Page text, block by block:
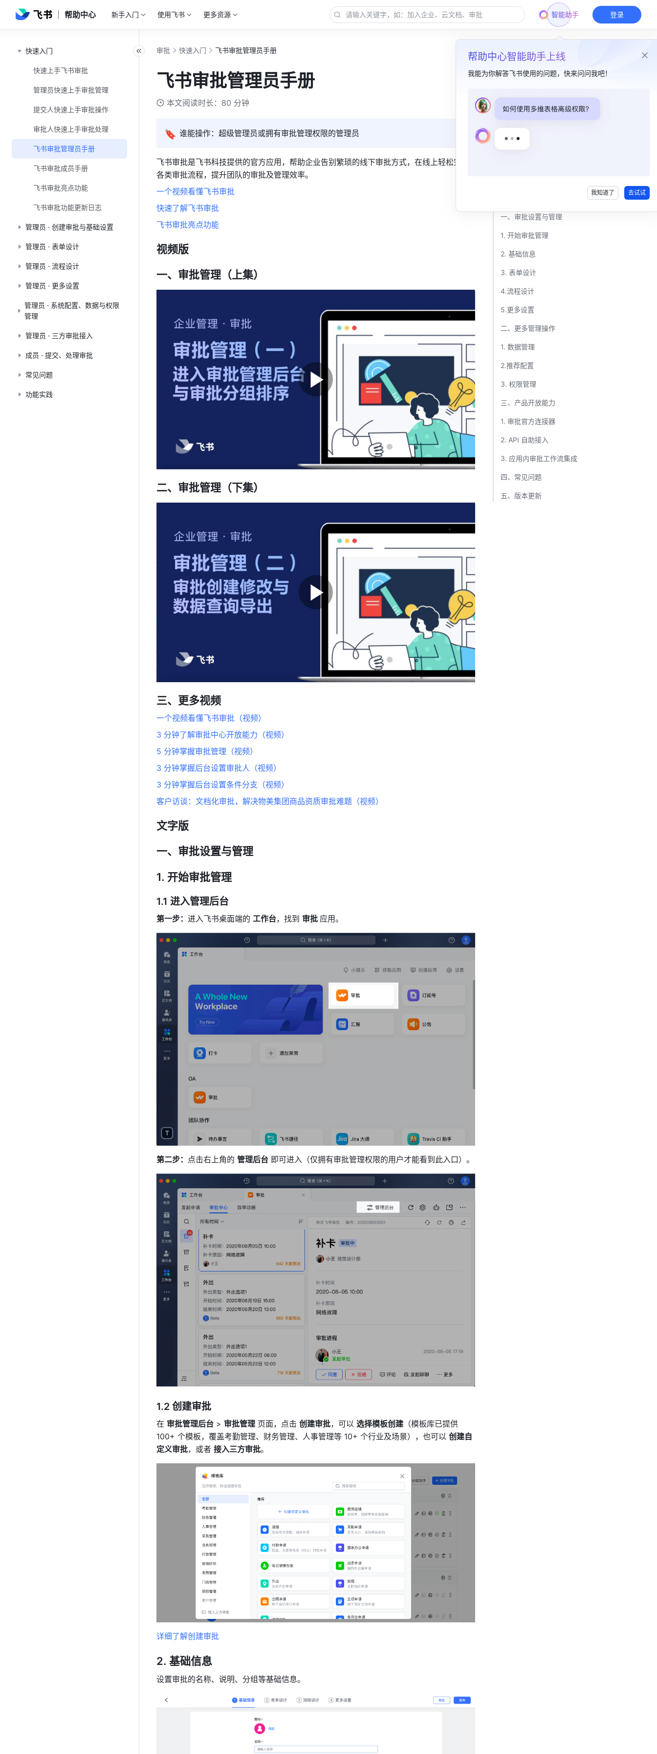
帮助中心 新手入门 使用飞书 更多资源 智能助手
帮助中心智能助手上线
我能为你解答飞书使用的问题，快来问问我吧！
我知道了 去试试
登录
快速入门
快速上手飞书审批
管理员快速上手审批管理
提交人快速上手审批操作
审批人快速上手审批处理
飞书审批管理员手册
飞书审批成员手册
飞书审批亮点功能
飞书审批功能更新日志
管理员 · 创建审批与基础设置
管理员 · 表单设计
管理员 · 流程设计
管理员 · 更多设置
管理员 · 系统配置、数据与权限
管理
管理员 · 三方审批接入
成员 · 提交、处理审批
常见问题
功能实践
审批 快速入门 飞书审批管理员手册
飞书审批管理员手册
本文阅读时长：80 分钟
🔖 谁能操作：超级管理员或拥有审批管理权限的管理员
飞书审批是飞书科技提供的官方应用，帮助企业告别繁琐的线下审批方式，在线上轻松完成
各类审批流程，提升团队的审批及管理效率。
一个视频看懂飞书审批
快速了解飞书审批
飞书审批亮点功能
视频版
一、审批管理（上集）
二、审批管理（下集）
三、更多视频
一个视频看懂飞书审批（视频）
3 分钟了解审批中心开放能力（视频）
5 分钟掌握审批管理（视频）
3 分钟掌握后台设置审批人（视频）
3 分钟掌握后台设置条件分支（视频）
客户访谈：文档化审批，解决物美集团商品资质审批难题（视频）
文字版
一、审批设置与管理
开始审批管理
1.1 进入管理后台
第一步： 进入飞书桌面端的 工作台，找到 审批 应用。
第二步： 点击右上角的 管理后台 即可进入（仅拥有审批管理权限的用户才能看到此入口）。
1.2 创建审批
在 审批管理后台 > 审批管理 页面，点击 创建审批，可以 选择模板创建 （模板库已提供
100+ 个模板，覆盖考勤管理、财务管理、人事管理等 10+ 个行业及场景），也可以 创建自
定义审批，或者 接入三方审批。
详细了解创建审批
基础信息
设置审批的名称、说明、分组等基础信息。
本篇目录
一、审批管理（上集）​
一、审批设置与管理​
1. 开始审批管理​
2. 基础信息​
3. 表单设计​
4.流程设计 ​
5.更多设置 ​
二、更多管理操作​
1. 数据管理​
2.推荐配置​
3. 权限管理​
三、产品开放能力​
1. 审批官方连接器​
2. API 自助接入​
3. 应用内审批工作流集成​
四、常见问题​
五、版本更新​